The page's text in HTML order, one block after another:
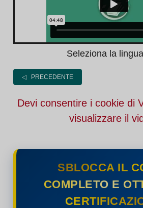
Seleziona la
◁ PRECEDENTE
Devi consentire i cookie di
visualizzare il
SBLOCCA IL
COMPLETO E